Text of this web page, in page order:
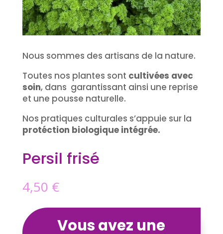
Nous sommes des artisans de la nature.
Toutes nos plantes sont cultivées avec
soin, dans garantissant ainsi une reprise
et une pousse naturelle.
Nos pratiques culturales s’appuie sur la
protéction biologique intégrée.
Persil frisé
4,50 €
Vous avez une